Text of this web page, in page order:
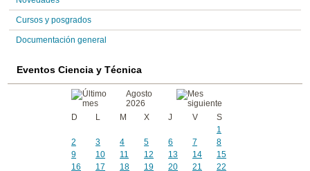
Cursos y posgrados
Documentación general
Eventos Ciencia y Técnica
Agosto
2026
D
L M X J V
S
1
2
3 4 5 6 7
8
9
10 11 12 13 14
15
16
17 18 19 20 21
22